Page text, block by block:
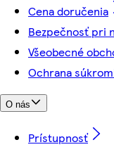
Cena doručenia
Bezpečnosť pri
Všeobecné
Ochrana
O nás
Prístupnosť